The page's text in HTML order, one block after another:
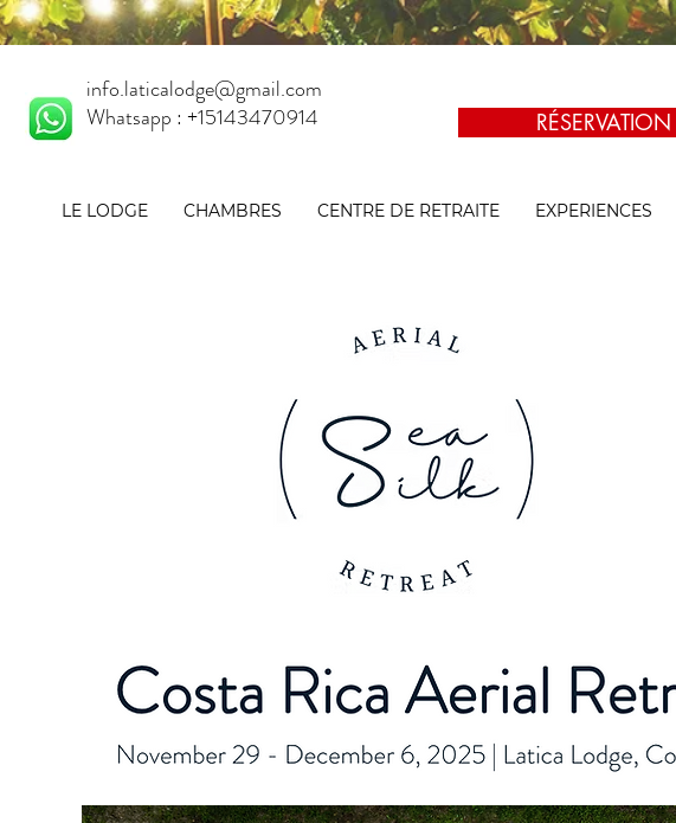
RÉSERVATION
info.laticalodge@gmail.com
Whatsapp : +15143470914
LE LODGE CHAMBRES CENTRE DE RETRAITE EXPERIENCES